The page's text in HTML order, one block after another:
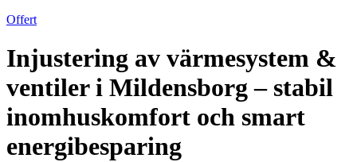
Offert
Injustering av värmesystem &
ventiler i Mildensborg – stabil
inomhuskomfort och smart
energibesparing